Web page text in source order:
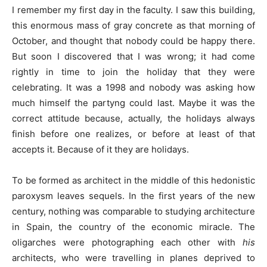
I remember my first day in the faculty. I saw this building,
this enormous mass of gray concrete as that morning of
October, and thought that nobody could be happy there.
But soon I discovered that I was wrong; it had come
rightly in time to join the holiday that they were
celebrating. It was a 1998 and nobody was asking how
much himself the partyng could last. Maybe it was the
correct attitude because, actually, the holidays always
finish before one realizes, or before at least of that
accepts it. Because of it they are holidays.
To be formed as architect in the middle of this hedonistic
paroxysm leaves sequels. In the first years of the new
century, nothing was comparable to studying architecture
in Spain, the country of the economic miracle. The
oligarches were photographing each other with his
architects, who were travelling in planes deprived to